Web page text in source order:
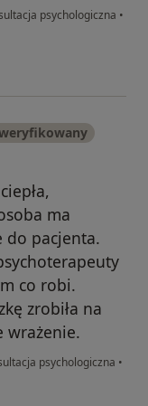
psychologiczna •
ma
do pacjenta.
co robi.
zrobiła na
wrażenie.
psychologiczna •